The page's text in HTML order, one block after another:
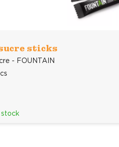
sticks
- FOUNTAIN
stock